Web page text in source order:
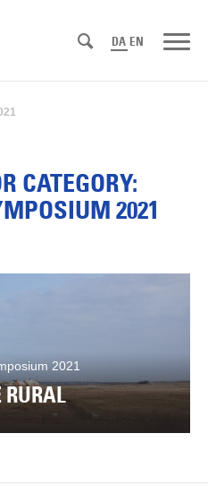
DA EN
CATEGORY:
2021
2021
RURAL